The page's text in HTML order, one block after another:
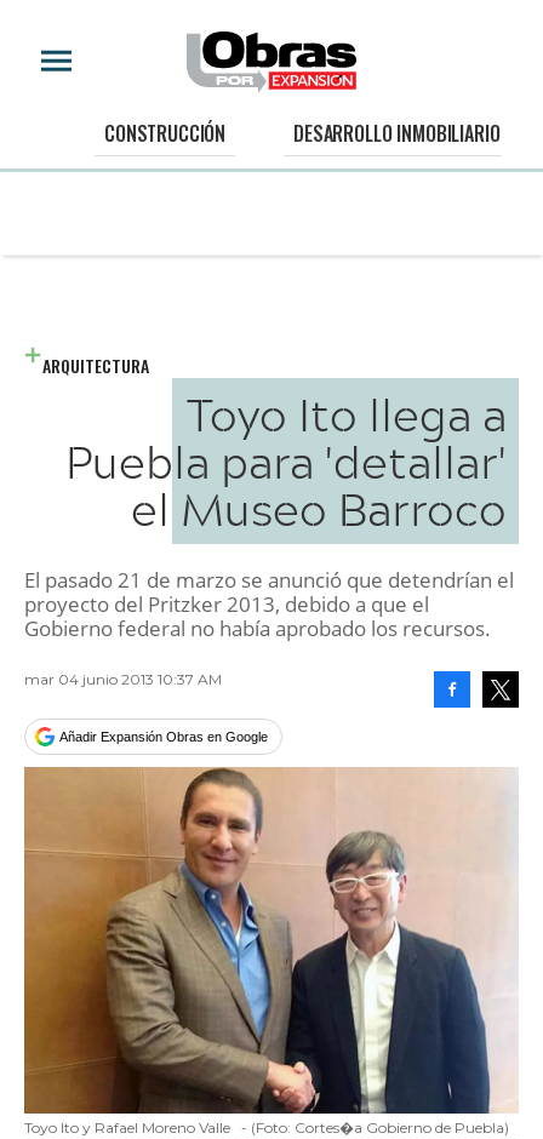
CONSTRUCCIÓN DESARROLLO INMOBILIARIO
ARQUITECTURA
Toyo Ito llega a
Puebla para 'detallar'
el Museo Barroco
El pasado 21 de marzo se anunció que detendrían el
proyecto del Pritzker 2013, debido a que el
Gobierno federal no había aprobado los recursos.
mar 04 junio 2013 10:37 AM
Añadir Expansión Obras en Google
Toyo Ito y Rafael Moreno Valle - (Foto: Cortes�a Gobierno de Puebla)